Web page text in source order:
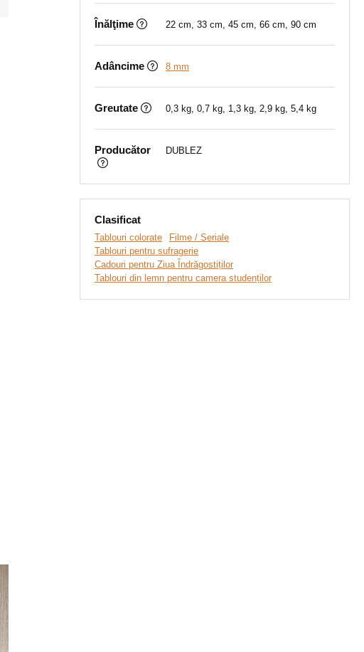
Înălţime 22 cm, 33 cm, 45 cm, 66 cm, 90 cm
Adâncime 8 mm
Greutate 0,3 kg, 0,7 kg, 1,3 kg, 2,9 kg, 5,4 kg
Producător DUBLEZ
Clasificat
Tablouri colorate
Filme / Seriale
Tablouri pentru sufragerie
Cadouri pentru Ziua Îndrăgostiților
Tablouri din lemn pentru camera studenților